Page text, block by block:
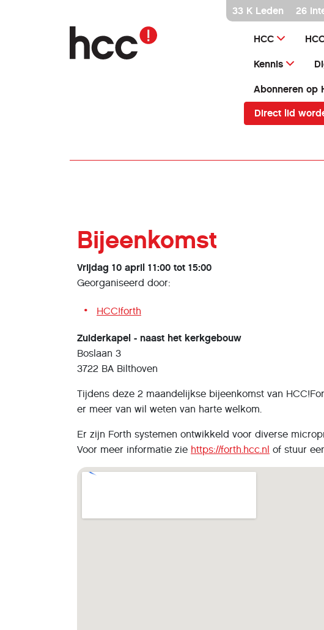
naar
inhoud
33 K Leden 26
HCC
Kennis
Abonneren op
Direct lid
Bijeenkomst
Vrijdag 10 april 11:00 tot 15:00
Georganiseerd door:
HCC!forth
Zuiderkapel - naast het kerkgebouw
Boslaan 3
3722 BA Bilthoven
Tijdens deze 2 maandelijkse bijeenkomst van
er meer van wil weten van harte welkom.
Er zijn Forth systemen ontwikkeld voor diverse
Voor meer informatie zie https://forth.hcc.nl of stuur